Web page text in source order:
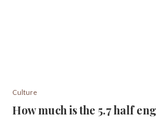
Culture
How much is the 5.7 half